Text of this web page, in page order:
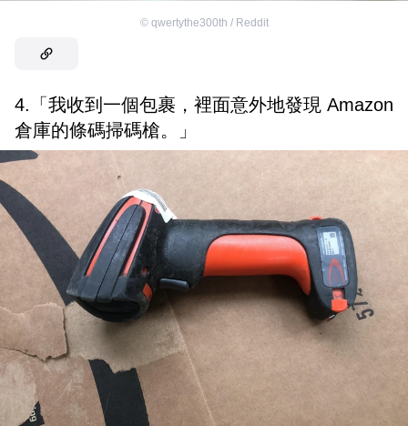
© qwertythe300th / Reddit
4.「我收到一個包裹，裡面意外地發現 Amazon
倉庫的條碼掃碼槍。」